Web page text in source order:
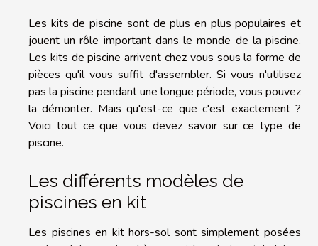
Les kits de piscine sont de plus en plus populaires et
jouent un rôle important dans le monde de la piscine.
Les kits de piscine arrivent chez vous sous la forme de
pièces qu'il vous suffit d'assembler. Si vous n'utilisez
pas la piscine pendant une longue période, vous pouvez
la démonter. Mais qu'est-ce que c'est exactement ?
Voici tout ce que vous devez savoir sur ce type de
piscine.
Les différents modèles de
piscines en kit
Les piscines en kit hors-sol sont simplement posées